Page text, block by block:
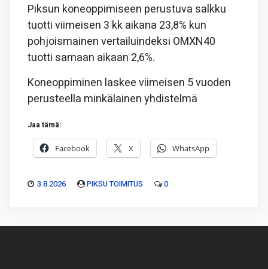
Piksun koneoppimiseen perustuva salkku
tuotti viimeisen 3 kk aikana 23,8% kun
pohjoismainen vertailuindeksi OMXN40
tuotti samaan aikaan 2,6%.
Koneoppiminen laskee viimeisen 5 vuoden
perusteella minkälainen yhdistelmä
Jaa tämä:
Facebook X WhatsApp
3.8.2026 PIKSU TOIMITUS 0